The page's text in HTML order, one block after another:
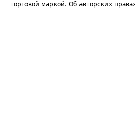
торговой маркой. Об авторских